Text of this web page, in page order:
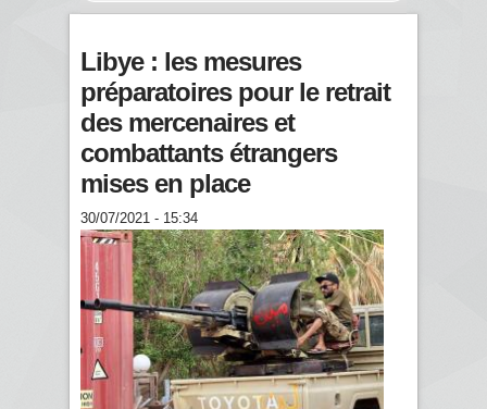
Libye : les mesures
préparatoires pour le retrait
des mercenaires et
combattants étrangers
mises en place
30/07/2021 - 15:34